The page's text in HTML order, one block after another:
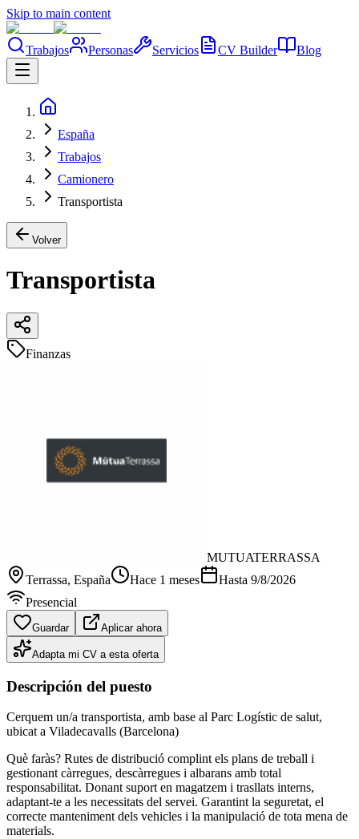
Skip to main content
Trabajos Personas Servicios CV Builder Blog
España
Trabajos
Camionero
Transportista
Volver
Transportista
Finanzas
MUTUATERRASSA
Terrassa, España Hace 1 meses Hasta 9/8/2026
Presencial
Guardar Aplicar ahora
Adapta mi CV a esta oferta
Descripción del puesto
Cerquem un/a transportista, amb base al Parc Logístic de salut,
ubicat a Viladecavalls (Barcelona)
Què faràs? Rutes de distribució complint els plans de treball i
gestionant càrregues, descàrregues i albarans amb total
responsabilitat. Donant suport en magatzem i trasllats interns,
adaptant-te a les necessitats del servei. Garantint la seguretat, el
correcte manteniment dels vehicles i la manipulació de tota mena de
materials.